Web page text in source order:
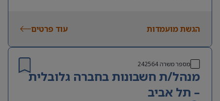
בשבוע עד 17:00). תורנות שישי אחת לחודש וחצי –הגשת מועמדות עוד פרטים
מספר משרה242564
מנהל/ת חשבונות בחברה גלובלית
– תל אביב